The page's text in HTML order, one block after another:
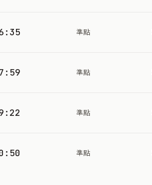
準點
準點
準點
準點